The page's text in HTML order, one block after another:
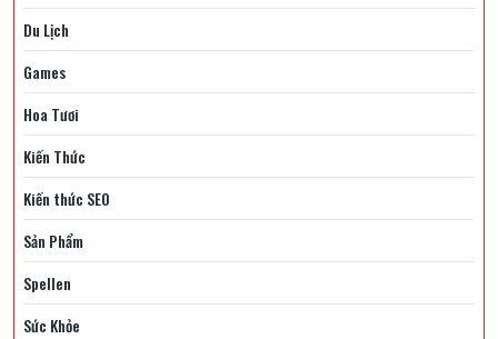
Du Lịch
Games
Hoa Tươi
Kiến Thức
Kiến thức SEO
Sản Phẩm
Spellen
Sức Khỏe